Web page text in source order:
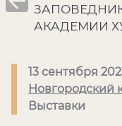
АКАДЕМИИ
13 сентября
Новгородский
Выставки